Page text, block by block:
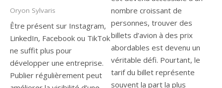
Oryon Sylvaris
Être présent sur Instagram,
LinkedIn, Facebook ou TikTok
ne suffit plus pour
développer une entreprise.
Publier régulièrement peut
nombre croissant de
personnes, trouver des
billets d’avion à des prix
abordables est devenu un
véritable défi. Pourtant, le
tarif du billet représente
souvent la part la plus